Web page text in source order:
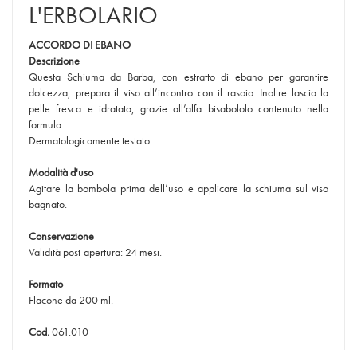
L'ERBOLARIO
ACCORDO DI EBANO
Descrizione
Questa Schiuma da Barba, con estratto di ebano per garantire
dolcezza, prepara il viso all’incontro con il rasoio. Inoltre lascia la
pelle fresca e idratata, grazie all’alfa bisabololo contenuto nella
formula.
Dermatologicamente testato.
Modalità d'uso
Agitare la bombola prima dell’uso e applicare la schiuma sul viso
bagnato.
Conservazione
Validità post-apertura: 24 mesi.
Formato
Flacone da 200 ml.
Cod.061.010